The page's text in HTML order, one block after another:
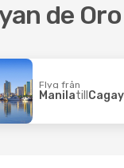
de Oro
Flyg från
Manilatill